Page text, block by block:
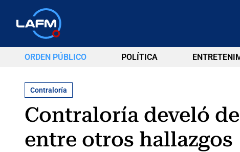
ORDEN PÚBLICO POLÍTICA
Contraloría
Contraloría develó
entre otros hallazgos